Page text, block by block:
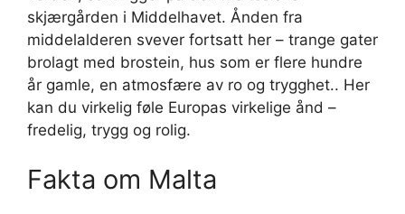
skjærgården i Middelhavet. Ånden fra
middelalderen svever fortsatt her – trange gater
brolagt med brostein, hus som er flere hundre
år gamle, en atmosfære av ro og trygghet.. Her
kan du virkelig føle Europas virkelige ånd –
fredelig, trygg og rolig.
Fakta om Malta